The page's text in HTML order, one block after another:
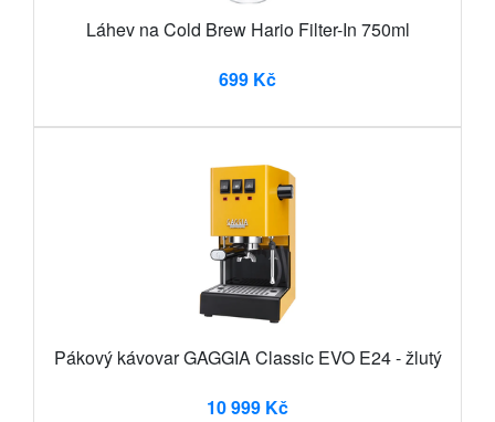
Láhev na Cold Brew Hario Filter-In 750ml
699 Kč
Pákový kávovar GAGGIA Classic EVO E24 - žlutý
10 999 Kč